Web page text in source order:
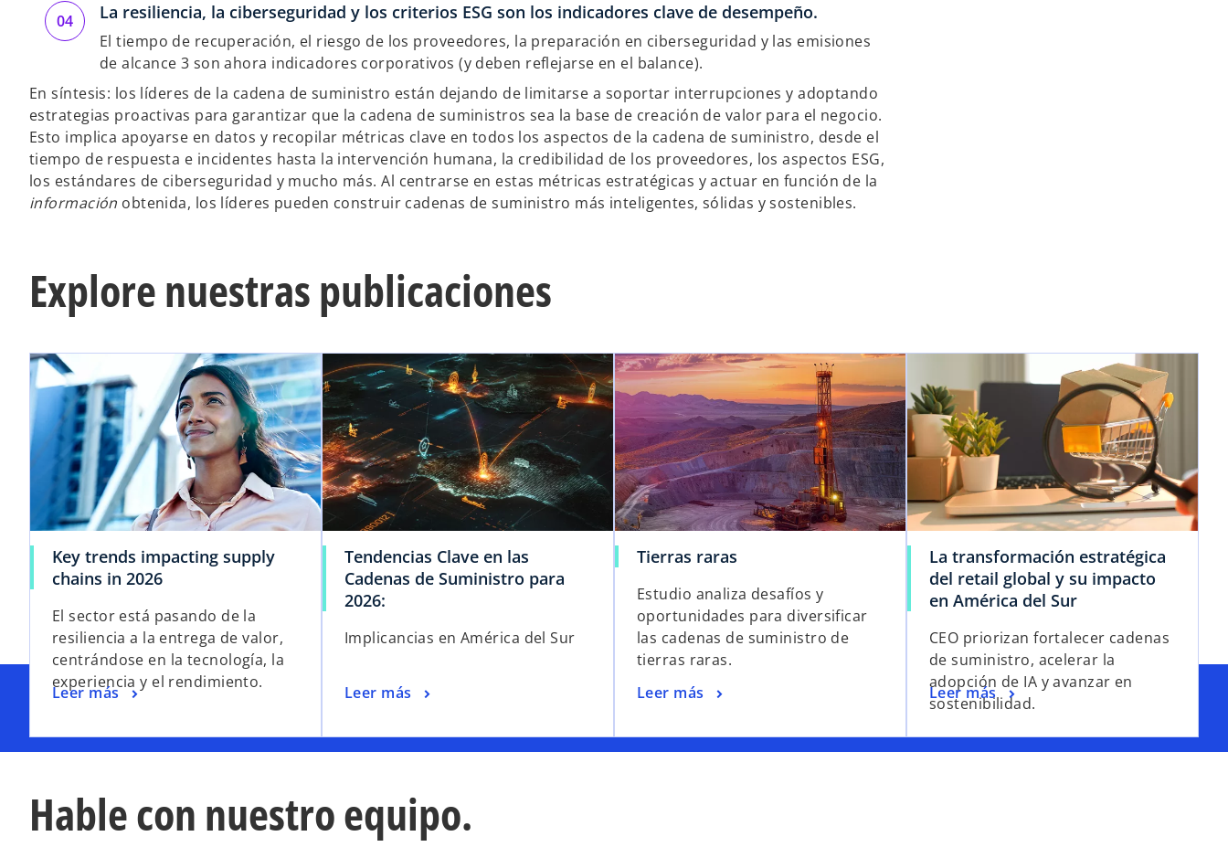
La resiliencia, la ciberseguridad y los criterios ESG son los indicadores clave de desempeño.
El tiempo de recuperación, el riesgo de los proveedores, la preparación en ciberseguridad y las emisiones
de alcance 3 son ahora indicadores corporativos (y deben reflejarse en el balance).
En síntesis: los líderes de la cadena de suministro están dejando de limitarse a soportar interrupciones y adoptando
estrategias proactivas para garantizar que la cadena de suministros sea la base de creación de valor para el negocio.
Esto implica apoyarse en datos y recopilar métricas clave en todos los aspectos de la cadena de suministro, desde el
tiempo de respuesta e incidentes hasta la intervención humana, la credibilidad de los proveedores, los aspectos ESG,
los estándares de ciberseguridad y mucho más. Al centrarse en estas métricas estratégicas y actuar en función de la
información obtenida, los líderes pueden construir cadenas de suministro más inteligentes, sólidas y sostenibles.
Explore nuestras publicaciones
Key trends impacting supply
chains in 2026s
a
b
r
e
n
u
p
El sector está pasando de la
resiliencia a la entrega de valor,
centrándose en la tecnología, la
experiencia y el rendimiento.
Leer más
s
a
b
e
e
se abre en una pestaña nueva
Tendencias Clave en las
Cadenas de Suministro para
2026:
Implicancias en América del Sur
Leer más
Tierras raras
Estudio analiza desafíos y
oportunidades para diversificar
las cadenas de suministro de
tierras raras.
Leer más
La transformación estratégica
del retail global y su impacto
en América del Sur
CEO priorizan fortalecer cadenas
de suministro, acelerar la
adopción de IA y avanzar en
sostenibilidad.
Leer más
Hable con nuestro equipo.